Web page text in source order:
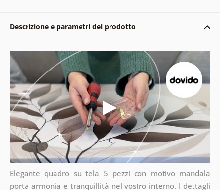
Descrizione e parametri del prodotto
Elegante quadro su tela 5 pezzi con motivo mandala
porta armonia e tranquillità nel vostro interno. I dettagli